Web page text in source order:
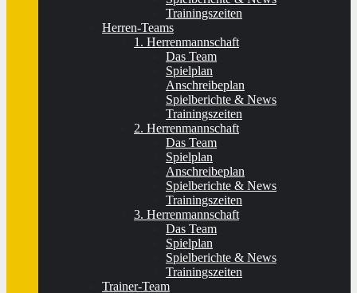
Trainingszeiten
Herren-Teams
1. Herrenmannschaft
Das Team
Spielplan
Anschreibeplan
Spielberichte & News
Trainingszeiten
2. Herrenmannschaft
Das Team
Spielplan
Anschreibeplan
Spielberichte & News
Trainingszeiten
3. Herrenmannschaft
Das Team
Spielplan
Spielberichte & News
Trainingszeiten
Trainer-Team